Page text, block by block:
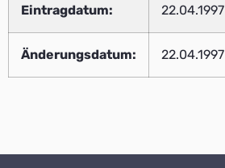
Eintragdatum: 22.04.1997
Änderungsdatum: 22.04.1997